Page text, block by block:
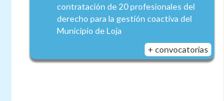
contratación de 20 profesionales del
derecho para la gestión coactiva del
Municipio de Loja
+ convocatorias